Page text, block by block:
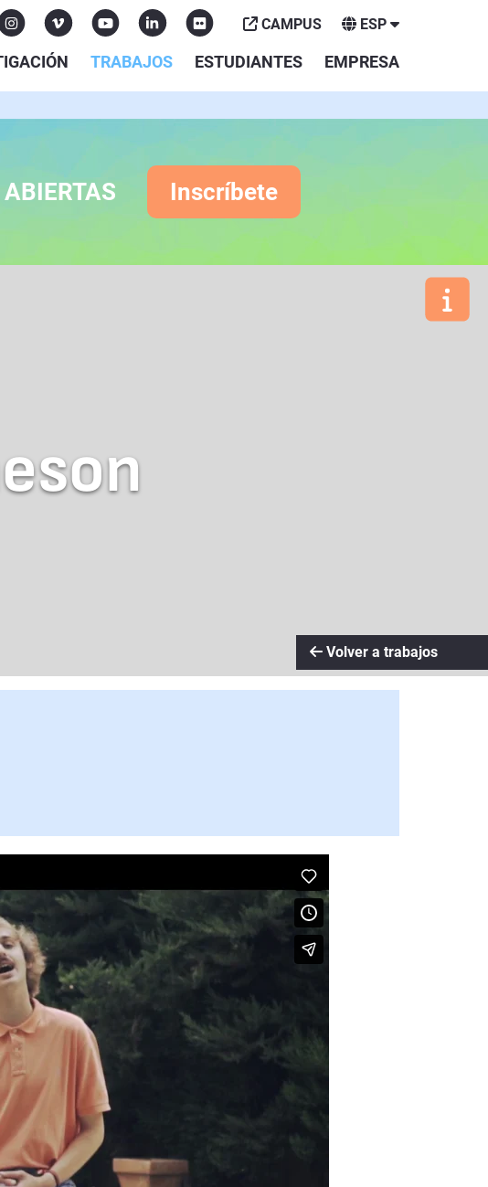
TRABAJOS ESTUDIANTES EMPRESA
CAMPUS ESP
Inscríbete
Volver a trabajos